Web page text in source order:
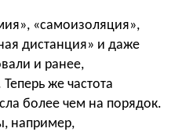
«самоизоляция»,
дистанция» и даже
и ранее,
же частота
более чем на порядок.
например,